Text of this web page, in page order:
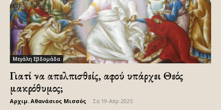
Μεγάλη Εβδομάδα
Γιατί να απελπισθείς, αφού υπάρχει Θεός
μακρόθυμος;
Αρχιμ. Αθανάσιος Μισσός Σα 19-Απρ-2025